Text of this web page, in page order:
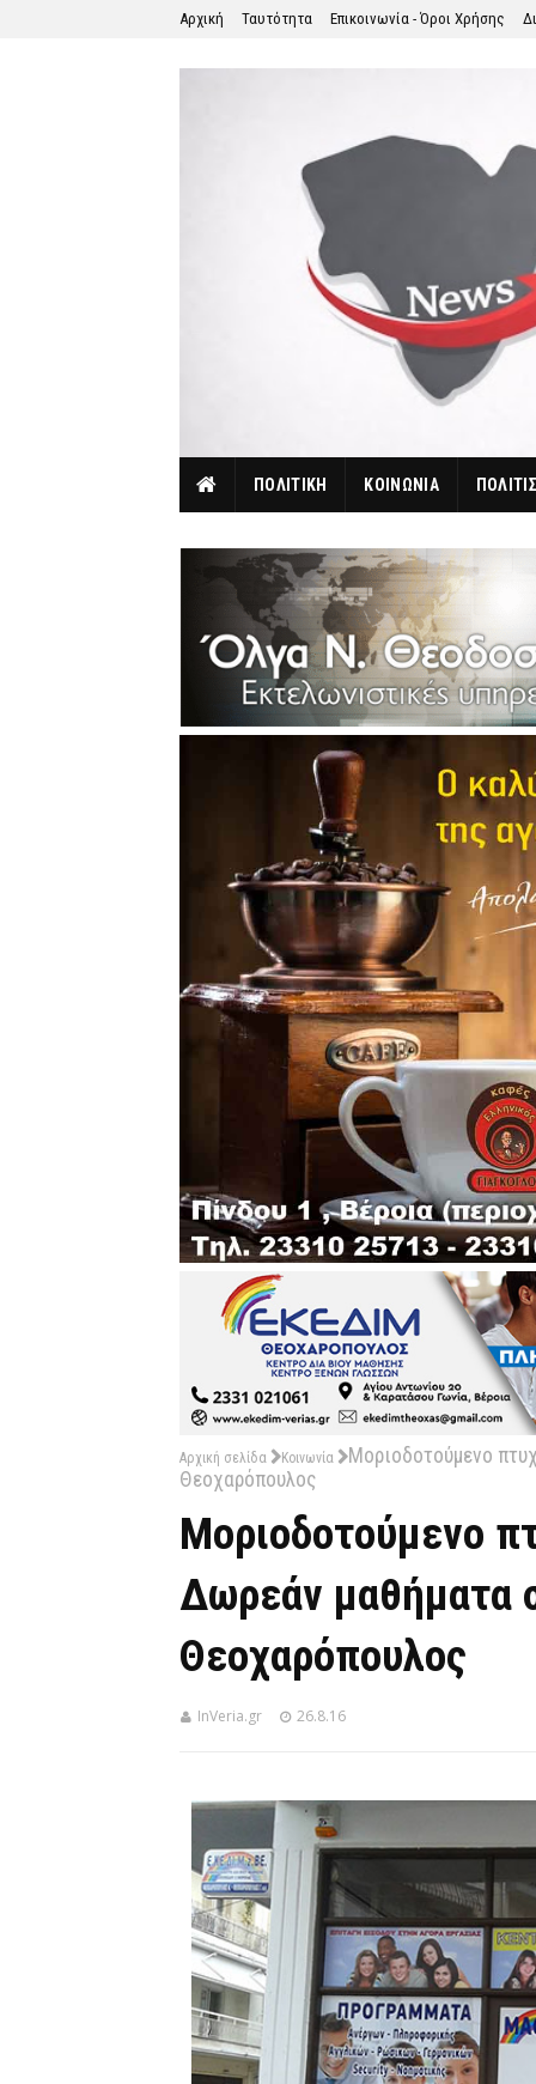
Αρχική Ταυτότητα Επικοινωνία - Όροι Χρήσης
ΠΟΛΙΤΙΚΗ ΚΟΙΝΩΝΙΑ
Αρχική σελίδα Κοινωνία
Μοριοδοτούμενο
Θεοχαρόπουλος
Μοριοδοτούμενο
Δωρεάν μαθήματα
Θεοχαρόπουλος
InVeria.gr 26.8.16